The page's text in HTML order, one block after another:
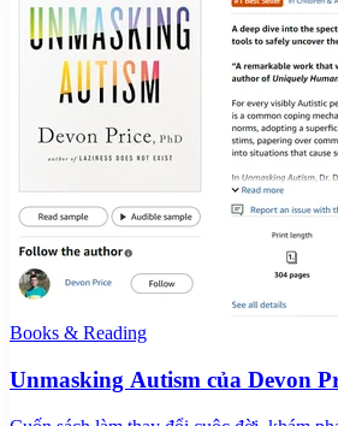
Books & Reading
Unmasking Autism của Devon